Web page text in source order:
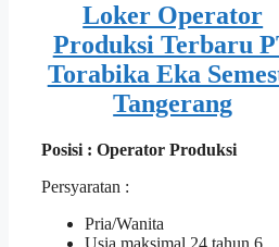
Loker Operator
Produksi Terbaru
Torabika Eka
Tangerang
Posisi : Operator Produksi
Persyaratan :
Pria/Wanita
Usia maksimal 24 tahun 6